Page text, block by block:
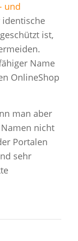
und
identische
ist,
Name
OnlineShop
man aber
nicht
Portalen
sehr